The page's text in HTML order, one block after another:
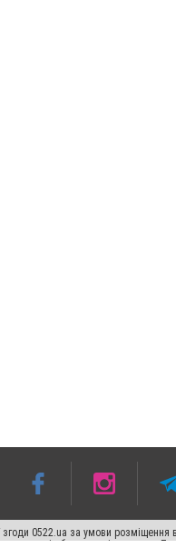
0522.ua за умови
в тексті або в якості джерела.